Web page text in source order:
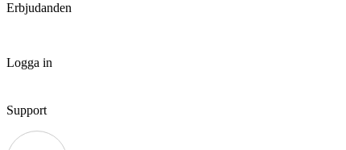
Erbjudanden
Logga in
Support